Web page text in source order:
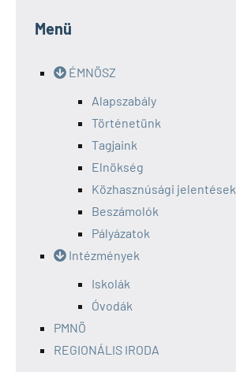
Menü
ÉMNÖSZ
Alapszabály
Történetünk
Tagjaink
Elnökség
Közhasznúsági jelentések
Beszámolók
Pályázatok
Intézmények
Iskolák
Óvodák
PMNÖ
REGIONÁLIS IRODA